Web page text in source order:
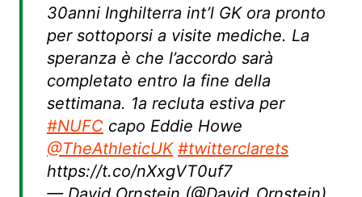
30anni Inghilterra int’l GK ora pronto
per sottoporsi a visite mediche. La
speranza è che l’accordo sarà
completato entro la fine della
settimana. 1a recluta estiva per
#NUFC capo Eddie Howe
@TheAthleticUK #twitterclarets
https://t.co/nXxgVT0uf7